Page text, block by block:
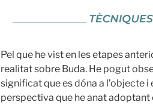
Pel que he vist en les etapes
realitat sobre Buda. He pogut
significat que es dóna a l’objecte
perspectiva que he anat adoptant